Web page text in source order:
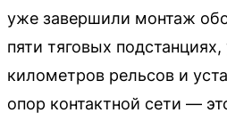
уже завершили монтаж
пяти тяговых
километров рельсов и
опор контактной сети —